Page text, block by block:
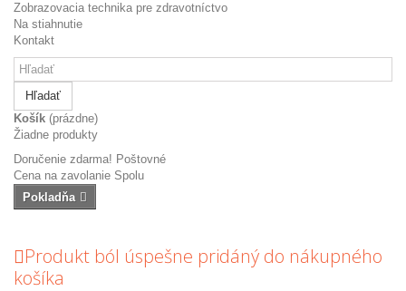
Zobrazovacia technika pre zdravotníctvo
Na stiahnutie
Kontakt
Hľadať
Košík (prázdne)
Žiadne produkty
Doručenie zdarma! Poštovné
Cena na zavolanie Spolu
Pokladňa
Produkt ból úspešne pridáný do nákupného
košíka